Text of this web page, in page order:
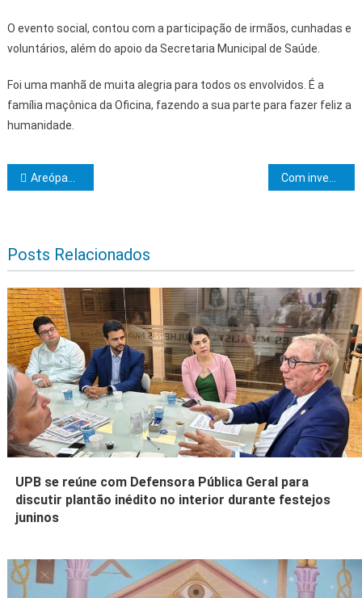
O evento social, contou com a participação de irmãos, cunhadas e
voluntários, além do apoio da Secretaria Municipal de Saúde.
Foi uma manhã de muita alegria para todos os envolvidos. É a
família maçônica da Oficina, fazendo a sua parte para fazer feliz a
humanidade.
Navegação de Post
Areópago Itabunense realizará Sessão Magna de Elevação
Posts Relacionados
UPB se reúne com Defensora Pública Geral para
discutir plantão inédito no interior durante festejos
juninos